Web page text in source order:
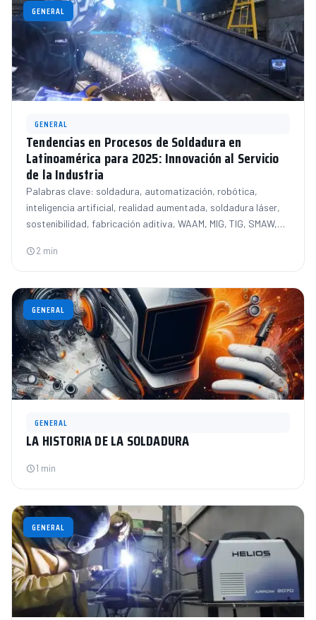
GENERAL
GENERAL
Tendencias en Procesos de Soldadura en
Latinoamérica para 2025: Innovación al Servicio
de la Industria
Palabras clave: soldadura, automatización, robótica,
inteligencia artificial, realidad aumentada, soldadura láser,
sostenibilidad, fabricación aditiva, WAAM, MIG, TIG, SMAW,…
2 min
GENERAL
GENERAL
LA HISTORIA DE LA SOLDADURA
1 min
GENERAL